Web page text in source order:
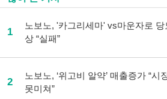
1
노보노, '카그리세마' vs마운자로 당
상 “실패”
2
노보노, ‘위고비 알약’ 매출증가 “시
못미쳐”